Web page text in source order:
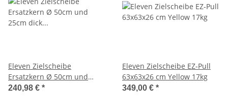
Eleven Zielscheibe
Ersatzkern Ø 50cm und
25cm dick yellow EP50
240,98 € *
Eleven Zielscheibe EZ-Pull
63x63x26 cm Yellow 17kg
349,00 € *